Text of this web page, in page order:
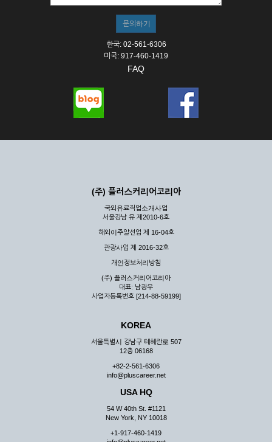
한국: 02-561-6306
미국: 917-460-1419
FAQ
(주) 플러스커리어코리아
국외유료직업소개사업
서울강남 유 제2010-6호
해외이주알선업 제 16-04호
관광사업 제 2016-32호
개인정보처리방침
(주) 플러스커리어코리아
대표: 남광우
사업자등록번호 [214-88-59199]
KOREA
서울특별시 강남구 테헤란로 507
12층 06168
+82-2-561-6306
info@pluscareer.net
USA HQ
54 W 40th St. #1121
New York, NY 10018
+1-917-460-1419